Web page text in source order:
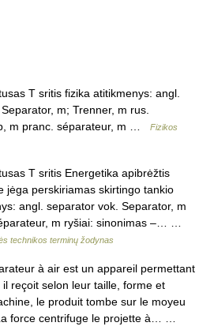
T sritis fizika atitikmenys: angl.
m; Trenner, m rus.
m pranc. séparateur, m …
Fizikos
T sritis Energetika apibrėžtis
jėga perskiriamas skirtingo tankio
angl. separator vok. Separator, m
m ryšiai: sinonimas –… …
technikos terminų žodynas
à air est un appareil permettant
reçoit selon leur taille, forme et
le produit tombe sur le moyeu
force centrifuge le projette à… …